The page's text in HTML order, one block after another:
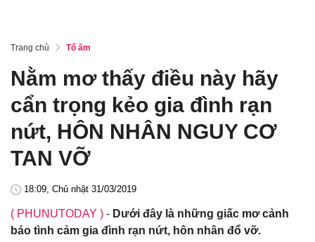
Trang chủ Tổ ấm
Nằm mơ thấy điều này hãy
cẩn trọng kẻo gia đình rạn
nứt, HÔN NHÂN NGUY CƠ
TAN VỠ
18:09, Chủ nhật 31/03/2019
( PHUNUTODAY ) - Dưới đây là những giấc mơ cảnh
báo tình cảm gia đình rạn nứt, hôn nhân đổ vỡ.